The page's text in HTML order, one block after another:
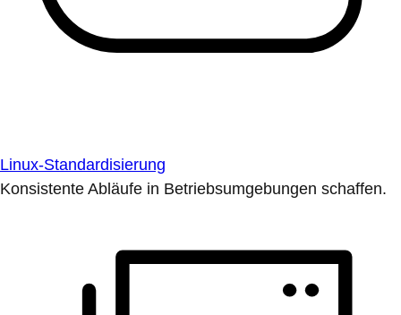
Linux-Standardisierung
Konsistente Abläufe in Betriebsumgebungen schaffen.